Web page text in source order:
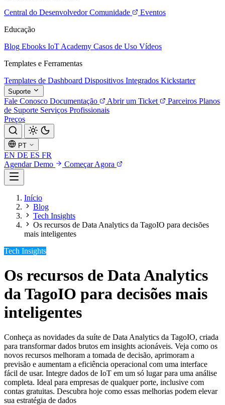
Central do Desenvolvedor Comunidade
Eventos
Educação
Blog Ebooks IoT Academy Casos de Uso Vídeos
Templates e Ferramentas
Templates de Dashboard Dispositivos Integrados Kickstarter
Suporte
Fale Conosco Documentação Abrir um Ticket Parceiros Planos
de Suporte Serviços Profissionais
Preços
PT
EN DE ES FR
Agendar Demo
Começar Agora
Início
Blog
Tech Insights
Os recursos de Data Analytics da TagoIO para decisões
mais inteligentes
Tech Insights
Os recursos de Data Analytics
da TagoIO para decisões mais
inteligentes
Conheça as novidades da suíte de Data Analytics da TagoIO, criada
para transformar dados brutos em insights acionáveis. Veja como os
novos recursos melhoram a tomada de decisão, aprimoram a
previsão e aumentam a eficiência operacional com uma interface
fácil de usar. Integre dados de IoT em um só lugar para uma análise
completa. Ideal para empresas de qualquer porte, inclusive com
contas gratuitas. Descubra hoje como essas melhorias podem elevar
sua estratégia de dados